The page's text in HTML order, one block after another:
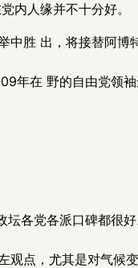
内人缘并不十分好。
中胜 出，将接替阿博
年在 野的自由党领
坛各党各派口碑都很
观点，尤其是对气候